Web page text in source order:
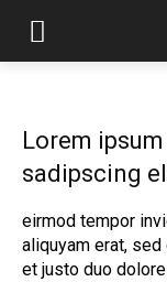
Lorem
sadipscing
eirmod tempor
aliquyam erat,
et justo duo